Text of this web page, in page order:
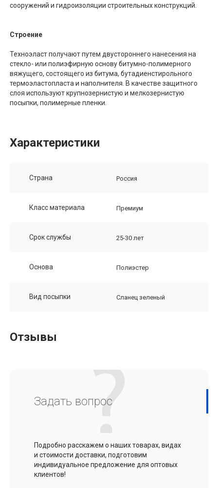
сооружений и гидроизоляции строительных конструкций.
Строение
Техноэласт получают путем двустороннего нанесения на
стекло- или полиэфирную основу битумно-полимерного
вяжущего, состоящего из битума, бутадиенстирольного
термоэластопласта и наполнителя. В качестве защитного
слоя используют крупнозернистую и мелкозернистую
посыпки, полимерные пленки.
Характеристики
Страна Россия
Класс материала Премиум
Срок службы 25-30 лет
Основа Полиэстер
Вид посыпки Сланец зеленый
Отзывы
Задать вопрос
Подробно расскажем о наших товарах, видах
и стоимости доставки, подготовим
индивидуальное предложение для оптовых
клиентов!